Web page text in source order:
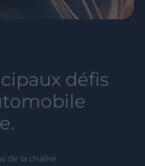
défis
de la chaîne